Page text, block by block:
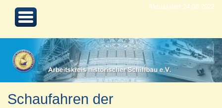
Aktualisiert 24.08.2022
Schaufahren der